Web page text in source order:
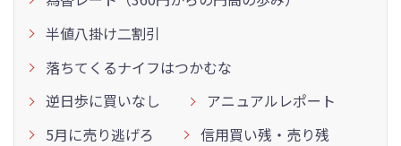
半値八掛け二割引
落ちてくるナイフはつかむな
逆日歩に買いなし
アニュアルレポート
5月に売り逃げろ
信用買い残・売り残